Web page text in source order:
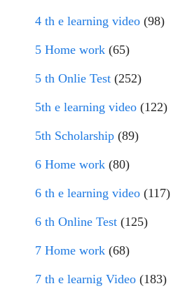
4 th e learning video (98)
5 Home work (65)
5 th Onlie Test (252)
5th e learning video (122)
5th Scholarship (89)
6 Home work (80)
6 th e learning video (117)
6 th Online Test (125)
7 Home work (68)
7 th e learnig Video (183)